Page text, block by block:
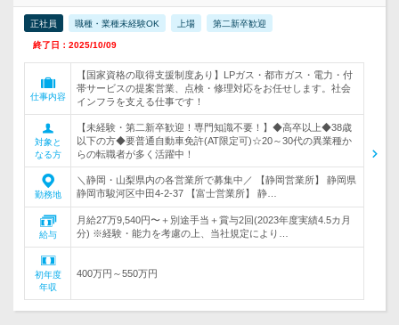
正社員 職種・業種未経験OK 上場 第二新卒歓迎
終了日：2025/10/09
仕事内容
【国家資格の取得支援制度あり】LPガス・都市ガス・電力・付
帯サービスの提案営業、点検・修理対応をお任せします。社会
インフラを支える仕事です！
対象と
なる方
【未経験・第二新卒歓迎！専門知識不要！】◆高卒以上◆38歳
以下の方◆要普通自動車免許(AT限定可)☆20～30代の異業種か
らの転職者が多く活躍中！
勤務地
＼静岡・山梨県内の各営業所で募集中／ 【静岡営業所】 静岡県
静岡市駿河区中田4-2-37 【富士営業所】 静…
給与
月給27万9,540円〜＋別途手当＋賞与2回(2023年度実績4.5カ月
分) ※経験・能力を考慮の上、当社規定により…
初年度
年収
400万円～550万円